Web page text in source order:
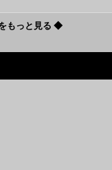
もっと見る ◆